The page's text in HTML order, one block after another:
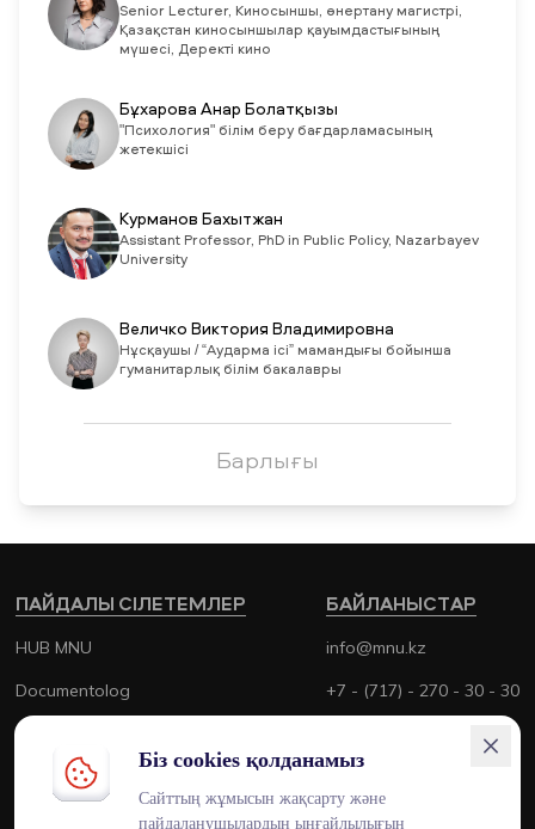
Senior Lecturer, Киносыншы, өнертану магистрі,
Қазақстан киносыншылар қауымдастығының
мүшесі, Деректі кино
Бұхарова Анар Болатқызы
"Психология" білім беру бағдарламасының
жетекшісі
Курманов Бахытжан
Assistant Professor, PhD in Public Policy, Nazarbayev
University
Величко Виктория Владимировна
Нұсқаушы / “Аударма ici” мамандығы бойынша
гуманитарлық білім бакалавры
Барлығы
БАЙЛАНЫСТАР
info@mnu.kz
+7 - (717) - 270 - 30 - 30
+7 - (700) - 170 - 30 - 30
ПАЙДАЛЫ СІЛЕТЕМЛЕР
HUB MNU
Documentolog
Canvas
Platonus
Біз cookies қолданамыз
Сайттың жұмысын жақсарту және
пайдаланушылардың ыңғайлылығын